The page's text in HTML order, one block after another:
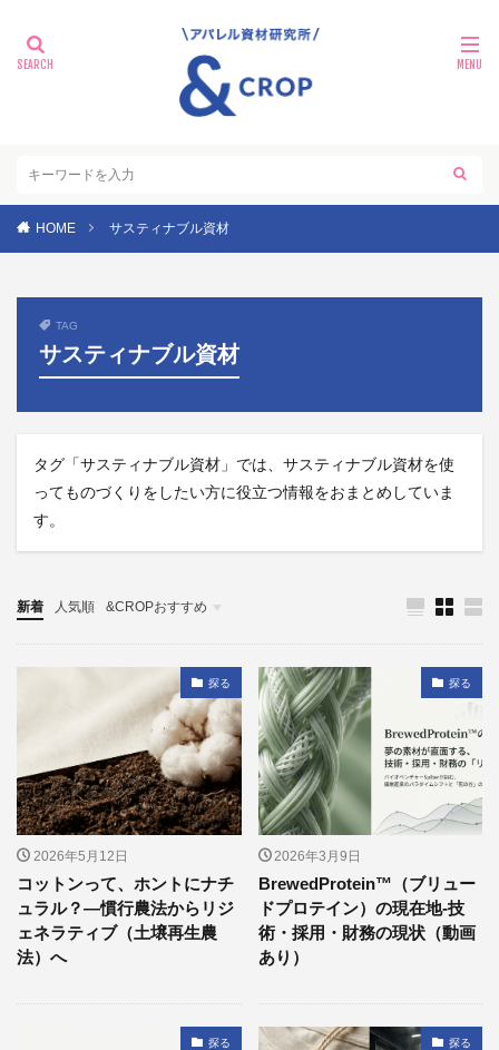
HOME サスティナブル資材
TAG
サスティナブル資材
タグ「サスティナブル資材」では、サスティナブル資材を使
ってものづくりをしたい方に役立つ情報をおまとめしていま
す。
新着 人気順 &CROPおすすめ
探る
探る
2026年5月12日
コットンって、ホントにナチ
ュラル？—慣行農法からリジ
ェネラティブ（土壌再生農
法）へ
探る
2026年3月9日
BrewedProtein™（ブリュー
ドプロテイン）の現在地‐技
術・採用・財務の現状（動画
あり）
探る 探る